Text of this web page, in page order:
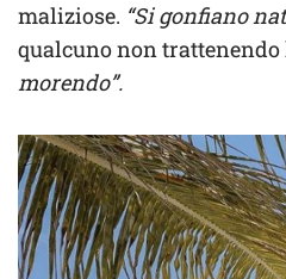
maliziose. “Si gonfiano
qualcuno non trattenendo
morendo”.